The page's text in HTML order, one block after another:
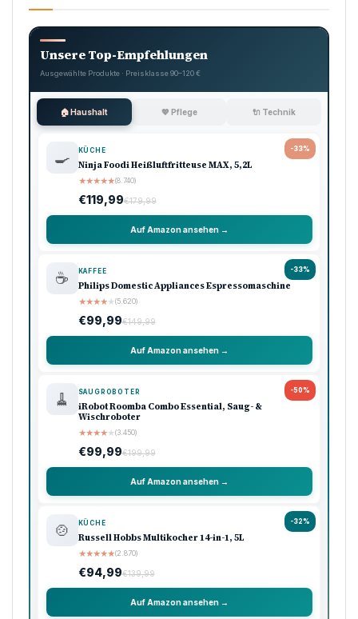
Unsere Top-Empfehlungen
Ausgewählte Produkte · Preisklasse 90–120 €
🏠 Haushalt 💖 Pflege 🔌 Technik
-33%
🍳 KÜCHE
Ninja Foodi Heißluftfritteuse MAX, 5,2L
★★★★★(8.740)
€119,99€179,99
Auf Amazon ansehen →
-33%
☕ KAFFEE
Philips Domestic Appliances Espressomaschine
★★★★★(5.620)
€99,99€149,99
Auf Amazon ansehen →
-50%
🧹 SAUGROBOTER
iRobot Roomba Combo Essential, Saug- &
Wischroboter
★★★★★(3.450)
€99,99€199,99
Auf Amazon ansehen →
-32%
🍲 KÜCHE
Russell Hobbs Multikocher 14-in-1, 5L
★★★★★(2.870)
€94,99€139,99
Auf Amazon ansehen →